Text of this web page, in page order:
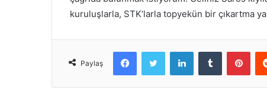
kuruluşlarla, STK’larla topyekün bir çıkartma
Paylaş
FacebookTwitter LinkedInTumblr